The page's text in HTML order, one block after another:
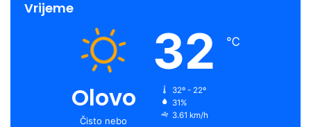
Vrijeme
Olovo
Čisto nebo
32 ℃
32º - 22º
31%
3.61 km/h